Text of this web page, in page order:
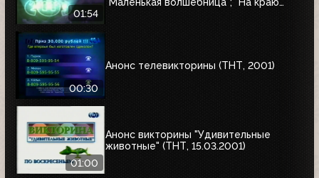
01:54
00:30
Анонс телевикторины (ТНТ, 2001)
01:00
Анонс викторины "Удивительные
животные" (ТНТ, 15.03.2001)